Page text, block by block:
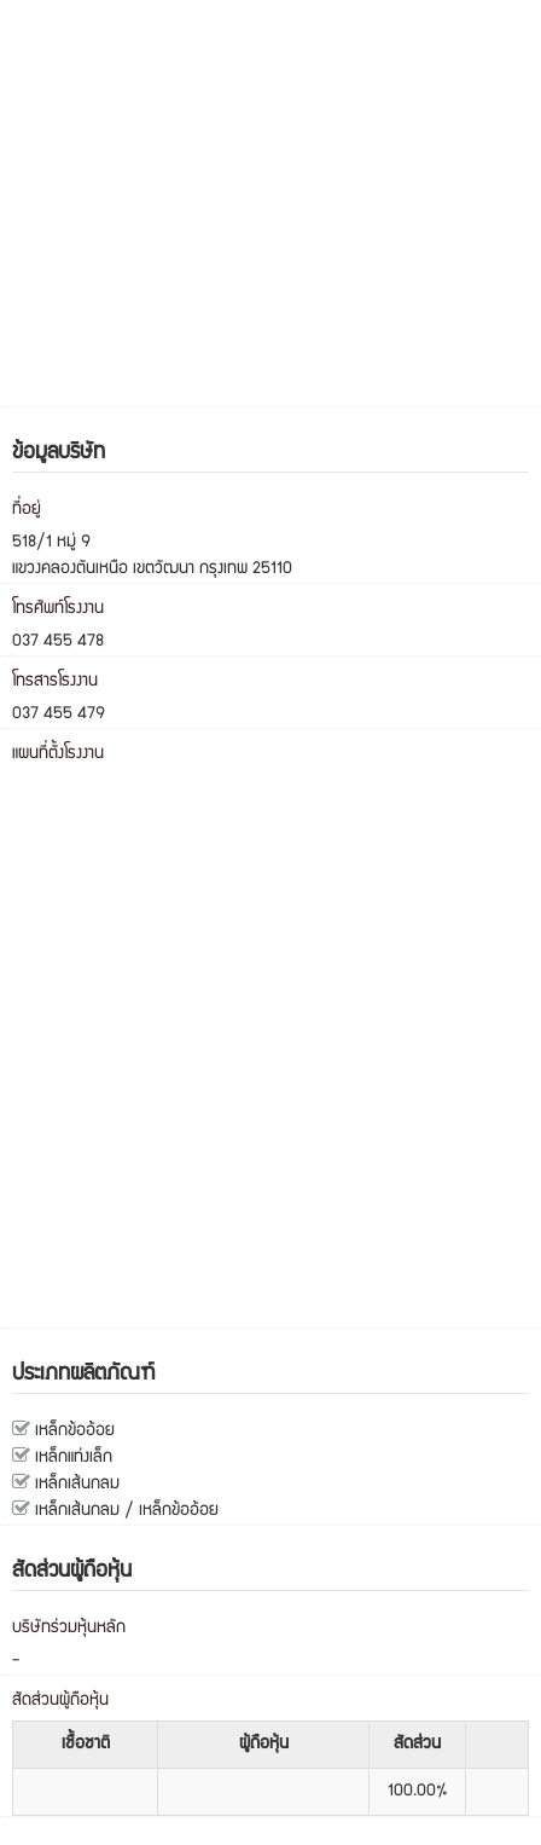
ข้อมูลบริษัท
ที่อยู่
518/1 หมู่ 9
แขวงคลองตันเหนือ เขตวัฒนา กรุงเทพ 25110
โทรศัพท์โรงงาน
037 455 478
โทรสารโรงงาน
037 455 479
แผนที่ตั้งโรงงาน
ประเภทผลิตภัณฑ์
เหล็กข้ออ้อย
เหล็กแท่งเล็ก
เหล็กเส้นกลม
เหล็กเส้นกลม / เหล็กข้ออ้อย
สัดส่วนผู้ถือหุ้น
บริษัทร่วมหุ้นหลัก
-
สัดส่วนผู้ถือหุ้น
เชื้อชาติ ผู้ถือหุ้น สัดส่วน
100.00%